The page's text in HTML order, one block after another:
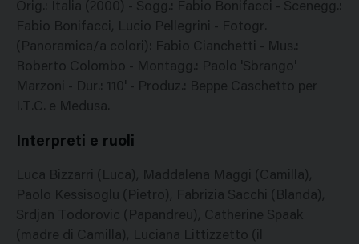
Orig.: Italia (2000) - Sogg.: Fabio Bonifacci - Scenegg.:
Fabio Bonifacci, Lucio Pellegrini - Fotogr.
(Panoramica/a colori): Fabio Cianchetti - Mus.:
Roberto Colombo - Montagg.: Paolo 'Sbrango'
Marzoni - Dur.: 110' - Produz.: Beppe Caschetto per
I.T.C. e Medusa.
Interpreti e ruoli
Luca Bizzarri (Luca), Maddalena Maggi (Camilla),
Paolo Kessisoglu (Pietro), Fabrizia Sacchi (Blanda),
Srdjan Todorovic (Papandreu), Catherine Spaak
(madre di Camilla), Luciana Littizzetto (il